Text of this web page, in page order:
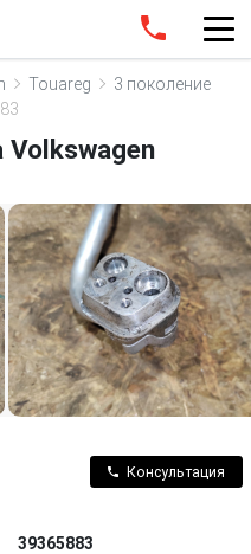
Touareg
3 поколение
Volkswagen
Консультация
39365883